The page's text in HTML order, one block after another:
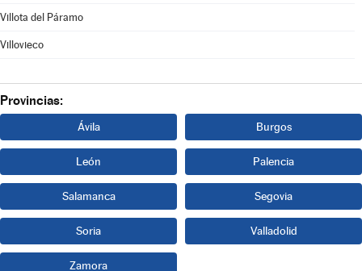
Villota del Páramo
Villovieco
Provincias:
Ávila Burgos
León Palencia
Salamanca Segovia
Soria Valladolid
Zamora